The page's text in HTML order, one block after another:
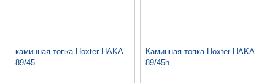
каминная топка Hoxter HAKA
89/45
Каминная топка Hoxter HAKA
89/45h